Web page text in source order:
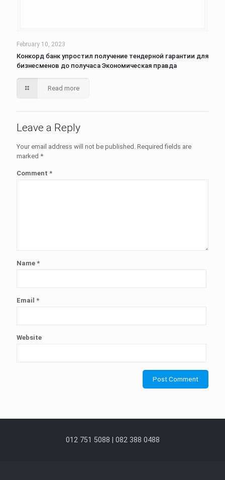
February 10, 2023
Конкорд банк упростил получение тендерной гарантии для
бизнесменов до получаса Экономическая правда
Read more
Leave a Reply
Your email address will not be published. Required fields are
marked *
Comment *
Name *
Email *
Website
012 751 5088 | 082 388 0488